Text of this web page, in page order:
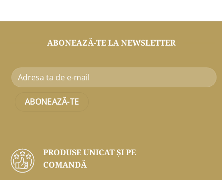
ABONEAZĂ-TE LA NEWSLETTER
PRODUSE UNICAT ŞI PE
COMANDĂ